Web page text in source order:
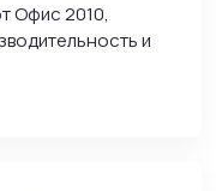
Офис 2010,
и